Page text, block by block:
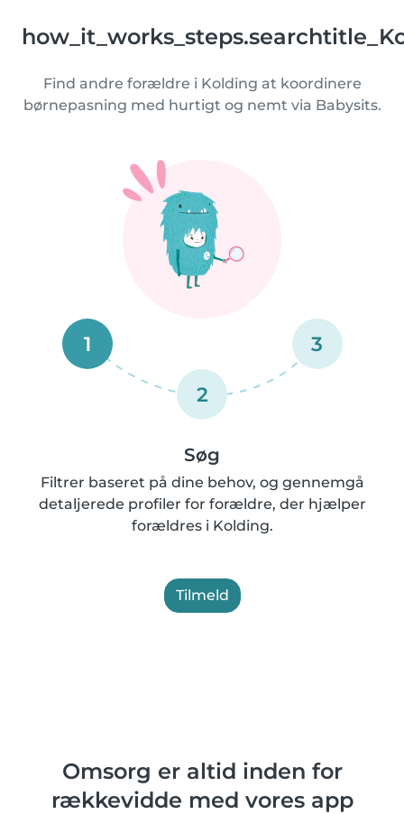
Find andre forældre i Kolding at koordinere
børnepasning med hurtigt og nemt via Babysits.
1
2
3
Søg
Filtrer baseret på dine behov, og gennemgå
detaljerede profiler for forældre, der hjælper
forældres i Kolding.
Tilmeld
Omsorg er altid inden for
rækkevidde med vores app